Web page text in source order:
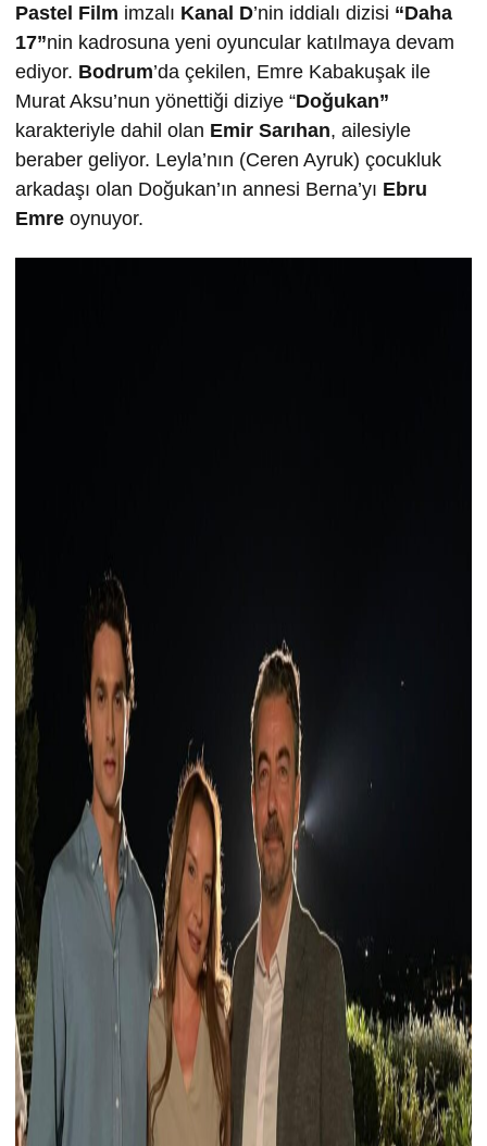
Pastel Film imzalı Kanal D’nin iddialı dizisi “Daha
17”nin kadrosuna yeni oyuncular katılmaya devam
ediyor. Bodrum’da çekilen, Emre Kabakuşak ile
Murat Aksu’nun yönettiği diziye “Doğukan”
karakteriyle dahil olan Emir Sarıhan, ailesiyle
beraber geliyor. Leyla’nın (Ceren Ayruk) çocukluk
arkadaşı olan Doğukan’ın annesi Berna’yı Ebru
Emre oynuyor.